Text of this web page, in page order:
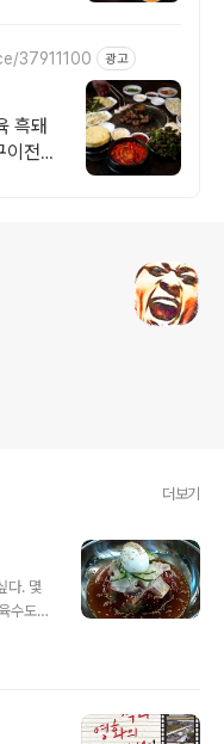
37911100 광고
흑돼
전문
더보기
다. 몇
수도
다. 쫄
유로